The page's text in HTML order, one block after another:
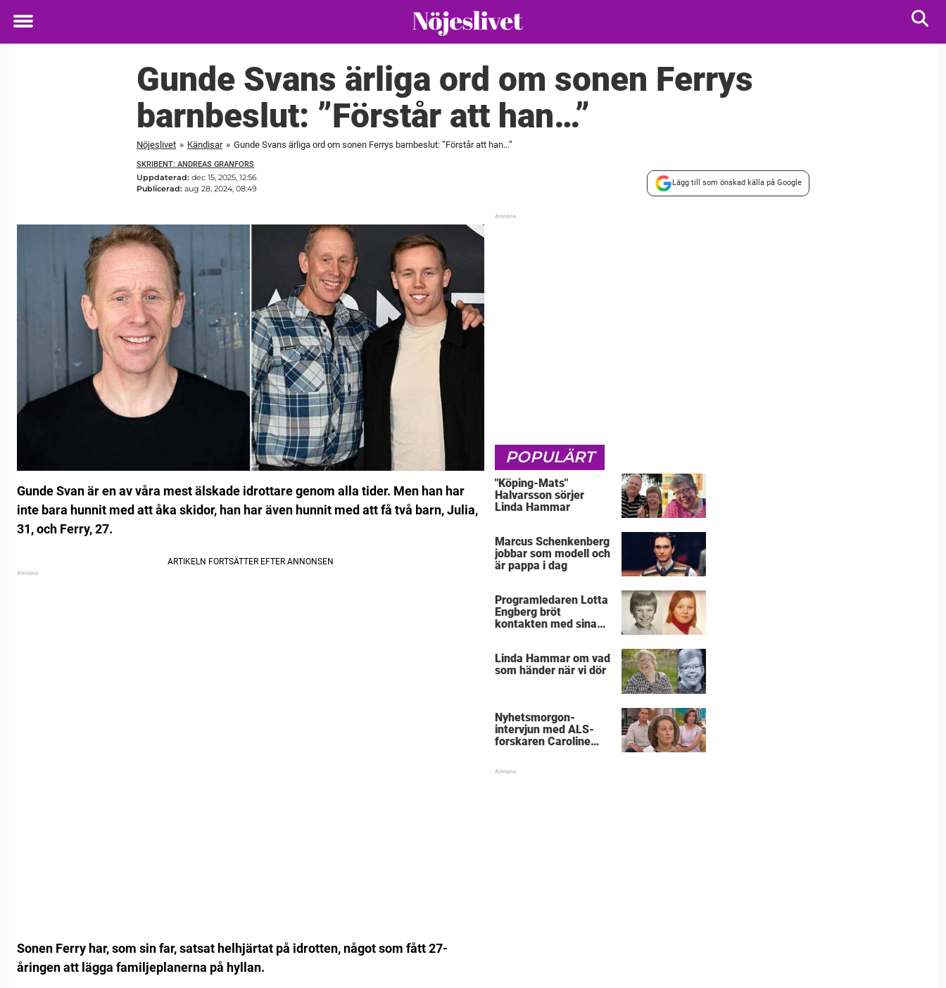
Toggle
Gunde Svans ärliga ord om sonen Ferrys
barnbeslut: ”Förstår att han…”
Nöjeslivet » Kändisar » Gunde Svans ärliga ord om sonen Ferrys barnbeslut: ”Förstår att han…”
SKRIBENT: ANDREAS GRANFORS
Uppdaterad: dec 15, 2025, 12:56
Publicerad: aug 28, 2024, 08:49
Lägg till som önskad källa på Google
Gunde Svan är en av våra mest älskade idrottare genom alla tider. Men han har
inte bara hunnit med att åka skidor, han har även hunnit med att få två barn, Julia,
31, och Ferry, 27.
Sonen Ferry har, som sin far, satsat helhjärtat på idrotten, något som fått 27-
åringen att lägga familjeplanerna på hyllan.
POPULÄRT
"Köping-Mats"
Halvarsson sörjer
Linda Hammar
Marcus Schenkenberg
jobbar som modell och
är pappa i dag
Programledaren Lotta
Engberg bröt
kontakten med sina
Linda Hammar om vad
som händer när vi dör
Nyhetsmorgon-
intervjun med ALS-
forskaren Caroline